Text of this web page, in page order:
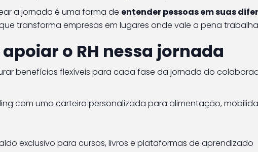
a jornada é uma forma de entender pessoas em suas
que transforma empresas em lugares onde vale a pena
o RH nessa jornada
benefícios flexíveis para cada fase da jornada do
com uma carteira personalizada para alimentação,
exclusivo para cursos, livros e plataformas de aprendizado